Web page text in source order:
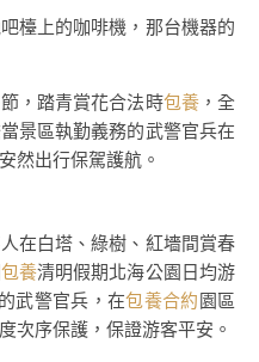
檯上的咖啡機，那台機器的
，踏青賞花合法時包養，全
景區執勤義務的武警官兵在
然出行保駕護航。
在白塔、綠樹、紅墻間賞春
包養清明假期北海公園日均游
武警官兵，在包養合約園區
次序保護，保證游客平安。